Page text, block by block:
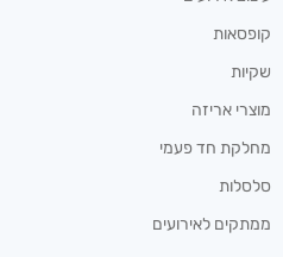
קופסאות
שקיות
מוצרי אריזה
מחלקת חד פעמי
סלסלות
ממתקים לאירועים